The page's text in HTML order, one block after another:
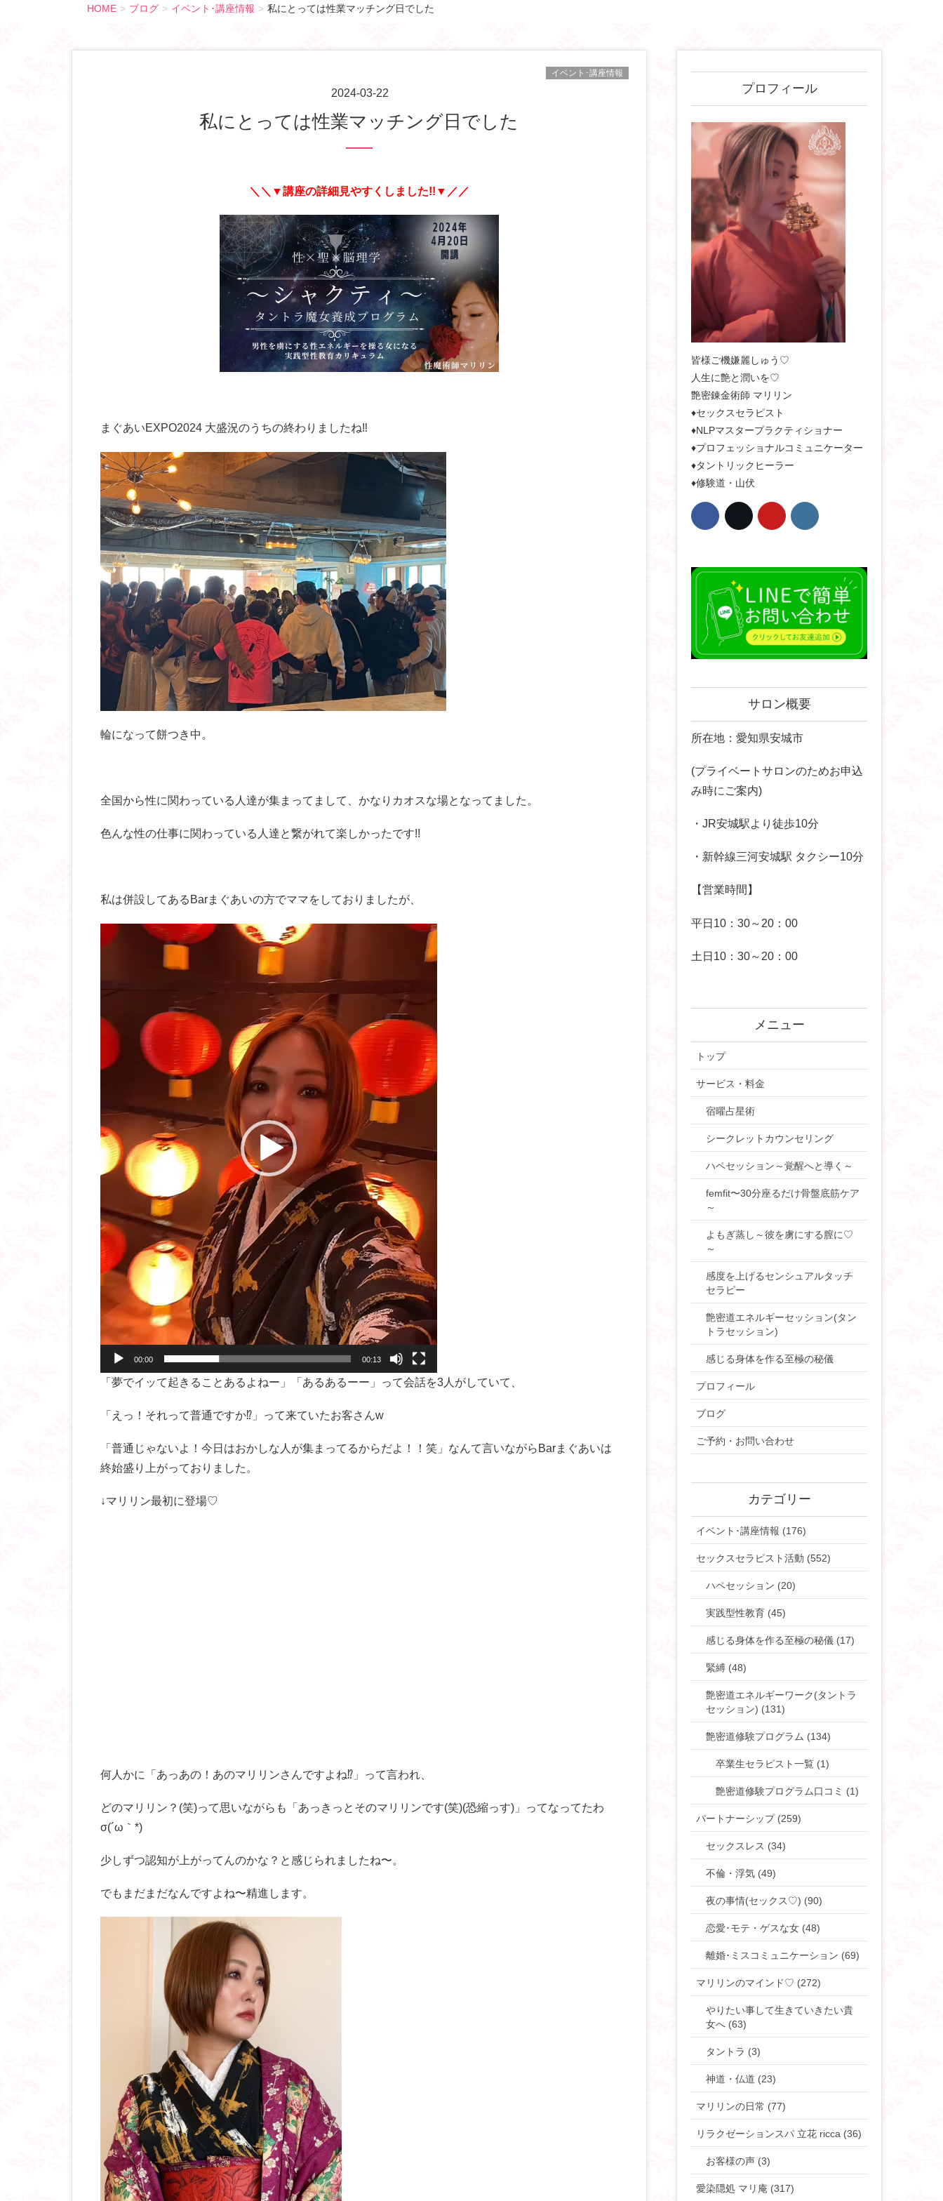
HOME ブログ イベント･講座情報 私にとっては性業マッチング日でした
2024-03-22
イベント･講座情報
私にとっては性業マッチング日でした
＼＼▼講座の詳細見やすくしました!!▼／／
まぐあいEXPO2024 大盛況のうちの終わりましたね‼︎
輪になって餅つき中。
全国から性に関わっている人達が集まってまして、かなりカオスな場となってました。
色んな性の仕事に関わっている人達と繋がれて楽しかったです!!
私は併設してあるBarまぐあいの方でママをしておりましたが、
画
ー
ー
00:00 00:13
「夢でイッて起きることあるよねー」「あるあるーー」って会話を3人がしていて、
「えっ！それって普通ですか⁉︎」って来ていたお客さんw
「普通じゃないよ！今日はおかしな人が集まってるからだよ！！笑」なんて言いながらBarまぐあいは
終始盛り上がっておりました。
↓マリリン最初に登場♡
何人かに「あっあの！あのマリリンさんですよね⁉︎」って言われ、
どのマリリン？(笑)って思いながらも「あっきっとそのマリリンです(笑)(恐縮っす)」ってなってたわ
σ(´ω｀*)
少しずつ認知が上がってんのかな？と感じられましたね〜。
でもまだまだなんですよね〜精進します。
プロフィール
皆様ご機嫌麗しゅう♡
人生に艶と潤いを♡
艶密錬金術師 マリリン
♦セックスセラピスト
♦NLPマスタープラクティショナー
♦プロフェッショナルコミュニケーター
♦タントリックヒーラー
♦修験道・山伏
サロン概要
所在地：愛知県安城市
(プライベートサロンのためお申込
み時にご案内)
・JR安城駅より徒歩10分
・新幹線三河安城駅 タクシー10分
【営業時間】
平日10：30～20：00
土日10：30～20：00
メニュー
トップ
サービス・料金
宿曜占星術
シークレットカウンセリング
ハペセッション～覚醒へと導く～
femfit〜30分座るだけ骨盤底筋ケア
～
よもぎ蒸し～彼を虜にする膣に♡
～
感度を上げるセンシュアルタッチ
セラピー
艶密道エネルギーセッション(タン
トラセッション)
感じる身体を作る至極の秘儀
プロフィール
ブログ
ご予約・お問い合わせ
カテゴリー
イベント･講座情報 (176)
セックスセラピスト活動 (552)
ハペセッション (20)
実践型性教育 (45)
感じる身体を作る至極の秘儀 (17)
緊縛 (48)
艶密道エネルギーワーク(タントラ
セッション) (131)
艶密道修験プログラム (134)
卒業生セラピスト一覧 (1)
艶密道修験プログラム口コミ (1)
パートナーシップ (259)
セックスレス (34)
不倫・浮気 (49)
夜の事情(セックス♡) (90)
恋愛･モテ・ゲスな女 (48)
離婚･ミスコミュニケーション (69)
マリリンのマインド♡ (272)
やりたい事して生きていきたい貴
女へ (63)
タントラ (3)
神道・仏道 (23)
マリリンの日常 (77)
リラクゼーションスパ 立花 ricca (36)
お客様の声 (3)
愛染隠処 マリ庵 (317)